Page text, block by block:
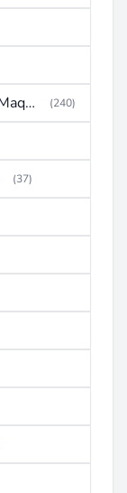
Maquinaria de Construcción (Maquinaria Pesada) (240)
(37)